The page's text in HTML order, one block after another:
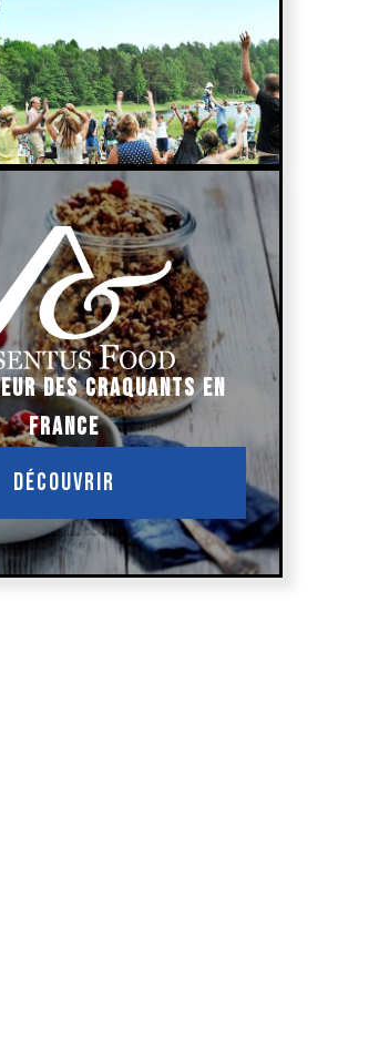
DES CRAQUANTS EN
FRANCE
Découvrir